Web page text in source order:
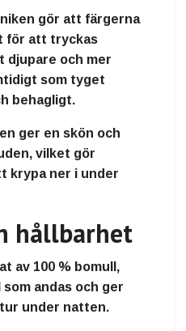
gör att färgerna
för att tryckas
djupare och mer
som tyget
behagligt.
ger en skön och
, vilket gör
krypa ner i under
hållbarhet
av 100 % bomull ,
andas och ger
under natten.